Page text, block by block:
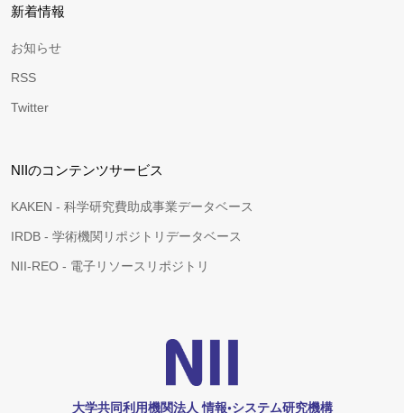
新着情報
お知らせ
RSS
Twitter
NIIのコンテンツサービス
KAKEN - 科学研究費助成事業データベース
IRDB - 学術機関リポジトリデータベース
NII-REO - 電子リソースリポジトリ
大学共同利用機関法人 情報•システム研究機構